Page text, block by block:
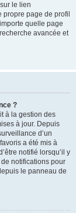
le lien
propre page de profil
quelle page
avancée et
?
à la gestion des
à jour. Depuis
d’un
a été mis à
notifié lorsqu’il y
notifications pour
le panneau de